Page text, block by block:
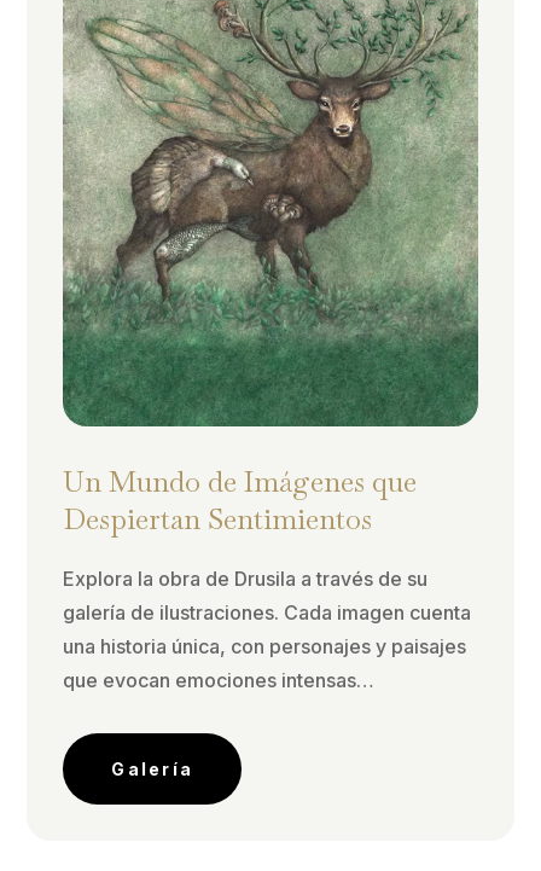
Un Mundo de Imágenes que
Despiertan Sentimientos
Explora la obra de Drusila a través de su
galería de ilustraciones. Cada imagen cuenta
una historia única, con personajes y paisajes
que evocan emociones intensas…
Galería